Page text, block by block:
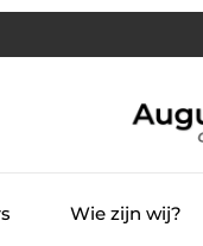
Wie zijn wij?